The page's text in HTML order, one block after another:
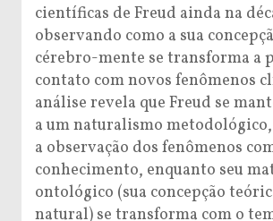
científicas de Freud ainda na
observando como a sua
cérebro-mente se transforma a
contato com novos fenômenos
análise revela que Freud se
a um naturalismo metodológico,
a observação dos fenômenos
conhecimento, enquanto seu
ontológico (sua concepção
natural) se transforma com o